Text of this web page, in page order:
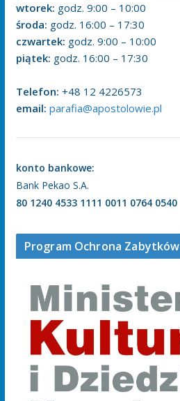
wtorek: godz. 9:00 – 10:00
środa: godz. 16:00 – 17:30
czwartek: godz. 9:00 – 10:00
piątek: godz. 16:00 – 17:30
Telefon: +48 12 4226573
email: parafia@apostolowie.pl
konto bankowe:
Bank Pekao S.A.
80 1240 4533 1111 0011 0764 0540
Program Ochrona Zabytków